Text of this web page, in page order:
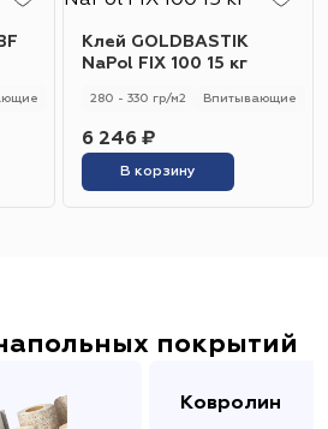
Клей GOLDBASTIK
NaPol FIX 100 15 кг
280 - 330 гр/м2 Впитывающие
6 246 ₽
В корзину
покрытий
Ковролин